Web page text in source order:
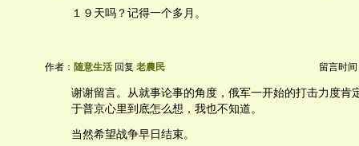
１９天吗？记得一个多月。
作者： 随意生活 回复 老農民 留言时间
谢谢留言。从就事论事的角度，俄军一开始的打击力度肯
于普京心里到底怎么想，我也不知道。
当然希望战争早日结束。